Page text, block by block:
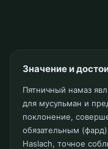
Значение и
Пятничный намаз
для мусульман и
поклонение,
обязательным
Haslach, точное